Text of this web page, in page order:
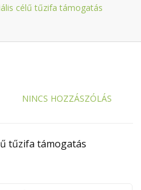
célű tűzifa támogatás
NINCS HOZZÁSZÓLÁS
tűzifa támogatás